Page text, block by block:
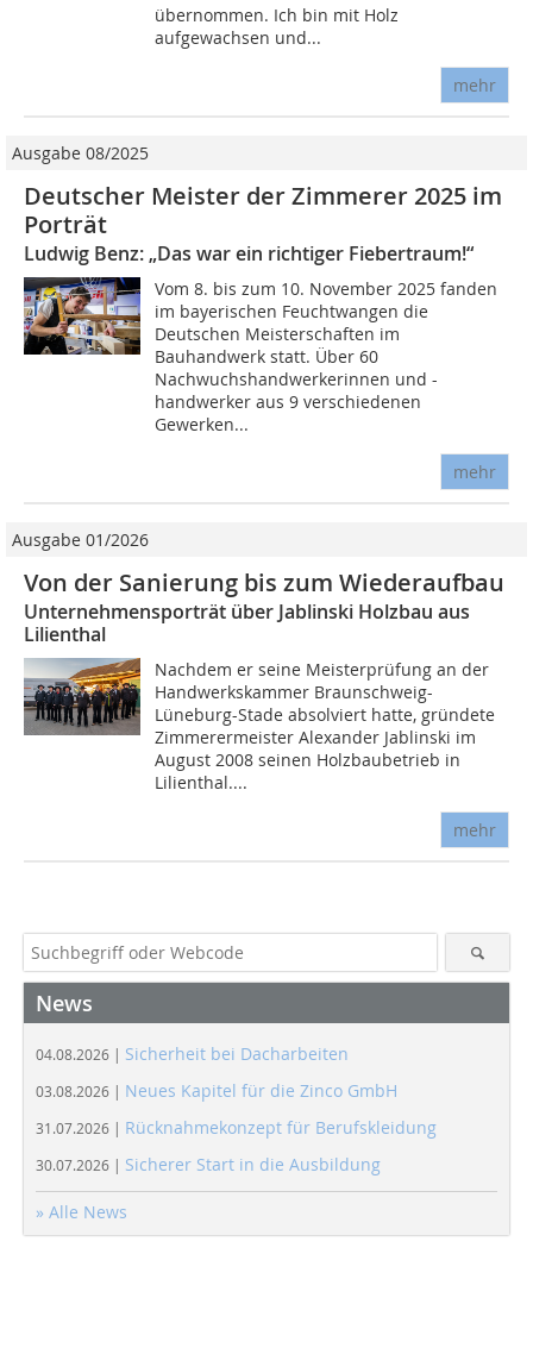
übernommen. Ich bin mit Holz
aufgewachsen und...
mehr
Ausgabe 08/2025
Deutscher Meister der Zimmerer 2025 im
Porträt
Ludwig Benz: „Das war ein richtiger Fiebertraum!“
Vom 8. bis zum 10. November 2025 fanden
im bayerischen Feuchtwangen die
Deutschen Meisterschaften im
Bauhandwerk statt. Über 60
Nachwuchshandwerkerinnen und -
handwerker aus 9 verschiedenen
Gewerken...
mehr
Ausgabe 01/2026
Von der Sanierung bis zum Wiederaufbau
Unternehmensporträt über Jablinski Holzbau aus
Lilienthal
Nachdem er seine Meisterprüfung an der
Handwerkskammer Braunschweig-
Lüneburg-Stade absolviert hatte, gründete
Zimmerermeister Alexander Jablinski im
August 2008 seinen Holzbaubetrieb in
Lilienthal....
mehr
News
04.08.2026 | Sicherheit bei Dacharbeiten
03.08.2026 | Neues Kapitel für die Zinco GmbH
31.07.2026 | Rücknahmekonzept für Berufskleidung
30.07.2026 | Sicherer Start in die Ausbildung
» Alle News